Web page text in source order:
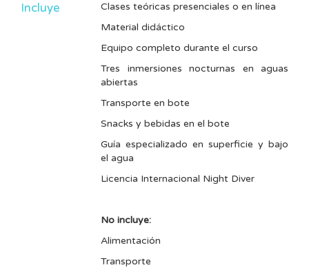
Incluye
Clases teóricas presenciales o en línea
Material didáctico
Equipo completo durante el curso
Tres inmersiones nocturnas en aguas
abiertas
Transporte en bote
Snacks y bebidas en el bote
Guía especializado en superficie y bajo
el agua
Licencia Internacional Night Diver
No incluye:
Alimentación
Transporte